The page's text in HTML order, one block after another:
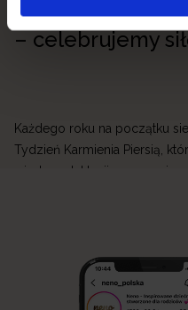
Światowy
– celebrujemy
Każdego roku na początku
Tydzień Karmienia Piersią,
wiedzy o laktacji oraz
mogą być wymagające. W
zasługuje na wsparcie,
ułatwiają przygodę z laktacją